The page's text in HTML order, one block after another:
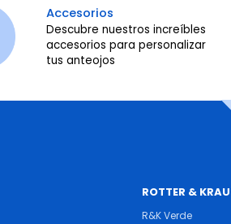
Accesorios
Descubre nuestros increíbles
accesorios para personalizar
tus anteojos
ROTTER &
R&K Verde